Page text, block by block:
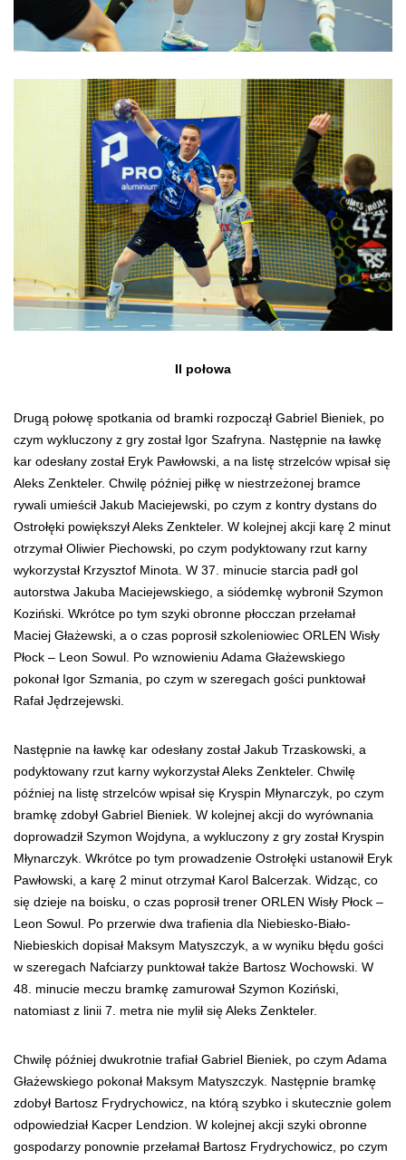
II połowa
Drugą połowę spotkania od bramki rozpoczął Gabriel Bieniek, po
czym wykluczony z gry został Igor Szafryna. Następnie na ławkę
kar odesłany został Eryk Pawłowski, a na listę strzelców wpisał się
Aleks Zenkteler. Chwilę później piłkę w niestrzeżonej bramce
rywali umieścił Jakub Maciejewski, po czym z kontry dystans do
Ostrołęki powiększył Aleks Zenkteler. W kolejnej akcji karę 2 minut
otrzymał Oliwier Piechowski, po czym podyktowany rzut karny
wykorzystał Krzysztof Minota. W 37. minucie starcia padł gol
autorstwa Jakuba Maciejewskiego, a siódemkę wybronił Szymon
Koziński. Wkrótce po tym szyki obronne płocczan przełamał
Maciej Głażewski, a o czas poprosił szkoleniowiec ORLEN Wisły
Płock – Leon Sowul. Po wznowieniu Adama Głażewskiego
pokonał Igor Szmania, po czym w szeregach gości punktował
Rafał Jędrzejewski.
Następnie na ławkę kar odesłany został Jakub Trzaskowski, a
podyktowany rzut karny wykorzystał Aleks Zenkteler. Chwilę
później na listę strzelców wpisał się Kryspin Młynarczyk, po czym
bramkę zdobył Gabriel Bieniek. W kolejnej akcji do wyrównania
doprowadził Szymon Wojdyna, a wykluczony z gry został Kryspin
Młynarczyk. Wkrótce po tym prowadzenie Ostrołęki ustanowił Eryk
Pawłowski, a karę 2 minut otrzymał Karol Balcerzak. Widząc, co
się dzieje na boisku, o czas poprosił trener ORLEN Wisły Płock –
Leon Sowul. Po przerwie dwa trafienia dla Niebiesko-Biało-
Niebieskich dopisał Maksym Matyszczyk, a w wyniku błędu gości
w szeregach Nafciarzy punktował także Bartosz Wochowski. W
48. minucie meczu bramkę zamurował Szymon Koziński,
natomiast z linii 7. metra nie mylił się Aleks Zenkteler.
Chwilę później dwukrotnie trafiał Gabriel Bieniek, po czym Adama
Głażewskiego pokonał Maksym Matyszczyk. Następnie bramkę
zdobył Bartosz Frydrychowicz, na którą szybko i skutecznie golem
odpowiedział Kacper Lendzion. W kolejnej akcji szyki obronne
gospodarzy ponownie przełamał Bartosz Frydrychowicz, po czym